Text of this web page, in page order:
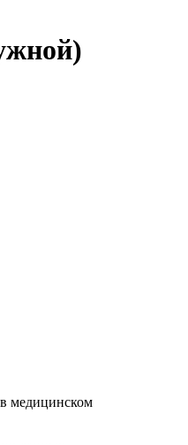
в медицинском